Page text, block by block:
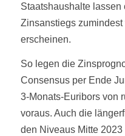
Staatshaushalte
Zinsanstiegs
erscheinen.
So legen die
Consensus per Ende
3-Monats-Euribors von
voraus. Auch die
den Niveaus Mitte